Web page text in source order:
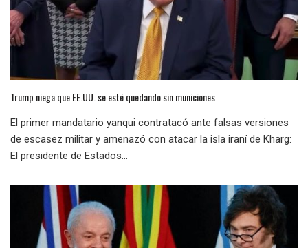
Trump niega que EE.UU. se esté quedando sin municiones
El primer mandatario yanqui contratacó ante falsas versiones
de escasez militar y amenazó con atacar la isla iraní de Kharg:
El presidente de Estados...